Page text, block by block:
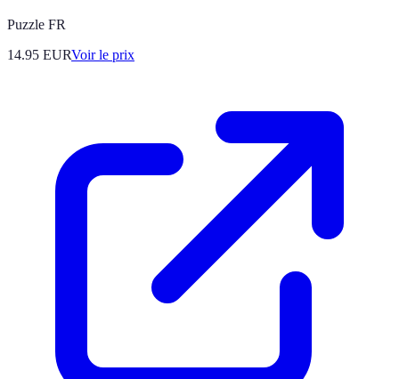
Puzzle FR
14.95 EURVoir le prix